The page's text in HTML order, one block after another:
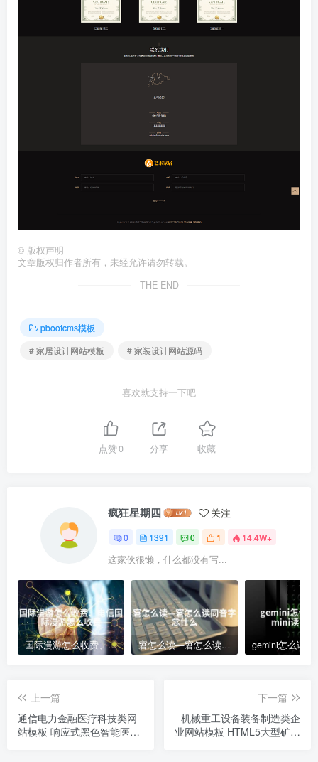
© 版权声明
文章版权归作者所有，未经允许请勿转载。
THE END
pbootcms模板
# 家居设计网站模板
# 家装设计网站源码
喜欢就支持一下吧
点赞0 分享 收藏
疯狂星期四 关注
0 1391 0 1 14.4W+
这家伙很懒，什么都没有写...
国际漫游怎么收费、电信国际漫游怎么收费 窘怎么读—窘怎么读同音字念什么
上一篇
通信电力金融医疗科技类网
站模板 响应式黑色智能医疗
下一篇
机械重工设备装备制造类企
业网站模板 HTML5大型矿山